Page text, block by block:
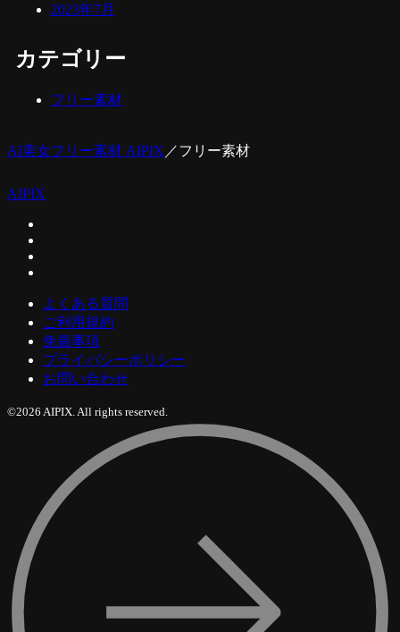
2023年7月
カテゴリー
フリー素材
AI美女フリー素材 AIPIX ／フリー素材
AIPIX
よくある質問
ご利用規約
免責事項
プライバシーポリシー
お問い合わせ
©2026 AIPIX. All rights reserved.